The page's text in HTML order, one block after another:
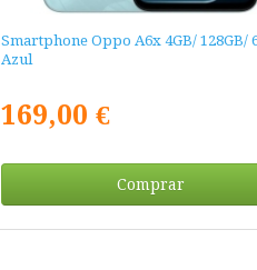
Smartphone Oppo A6x 4GB/ 128GB/
Azul
169,00 €
Comprar